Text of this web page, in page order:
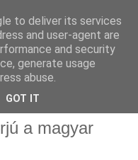
a magyar
to deliver its services
and user-agent are
and security
generate usage
abuse.
GOT IT